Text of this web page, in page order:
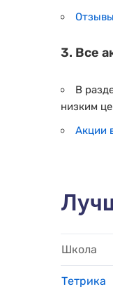
3. Все
В
низким
Акции
Школа
Тетрика